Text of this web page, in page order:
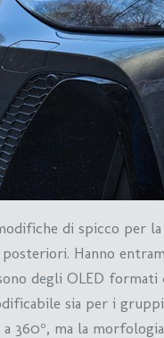
di spicco per
Hanno
degli OLED formati
sia per i
360°, ma la